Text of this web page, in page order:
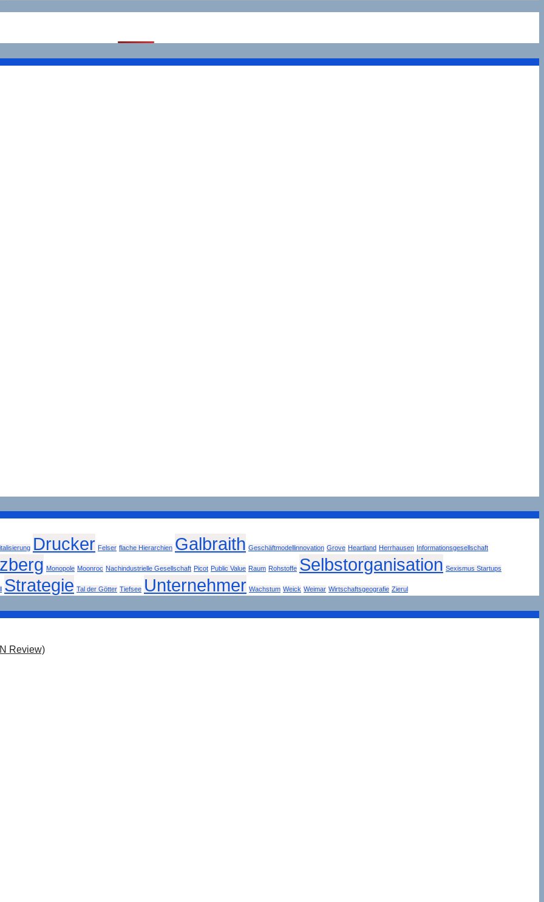
Drucker Felser flache Hierarchien Galbraith Geschäftmodellinnovation Grove Heartland Herrhausen Informationsgesellschaft
Monopole Moonroc Nachindustrielle Gesellschaft Picot Public Value Raum Rohstoffe Selbstorganisation Sexismus Startups
Strategie Tal der Götter Tiefsee Unternehmer Wachstum Weick Weimar Wirtschaftsgeografie Zierul
Review)